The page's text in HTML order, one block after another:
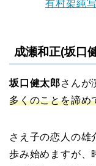
有村架純
成瀬和正(坂口
坂口健太郎さんが
多くのことを諦め
さえ子の恋人の雄
歩み始めますが、